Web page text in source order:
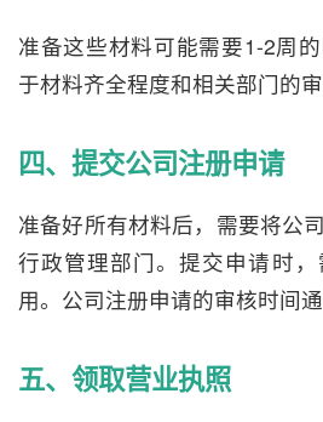
准备这些材料可能需要1-2周
于材料齐全程度和相关部门的审
四、提交公司注册申请
准备好所有材料后，需要将公
行政管理部门。提交申请时
用。公司注册申请的审核时间
五、领取营业执照